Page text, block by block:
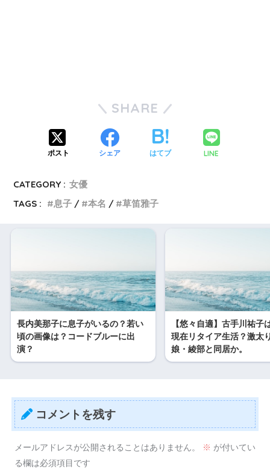
SHARE
ポスト シェア はてブ LINE
CATEGORY : 女優
TAGS :
息子 本名 草笛雅子
長内美那子に息子がいるの？若い
頃の画像は？コードブルーに出
演？
【悠々自適】古手川祐子
現在リタイア生活？激太
娘・綾部と同居か。
コメントを残す
メールアドレスが公開されることはありません。 ※ が付いてい
る欄は必須項目です